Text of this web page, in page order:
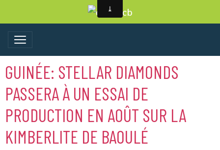
GUINÉE: STELLAR DIAMONDS
PASSERA À UN ESSAI DE
PRODUCTION EN AOÛT SUR LA
KIMBERLITE DE BAOULÉ